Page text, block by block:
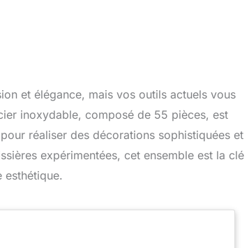
et élégance, mais vos outils actuels vous
inoxydable, composé de 55 pièces, est
réaliser des décorations sophistiquées et
expérimentées, cet ensemble est la clé
esthétique.